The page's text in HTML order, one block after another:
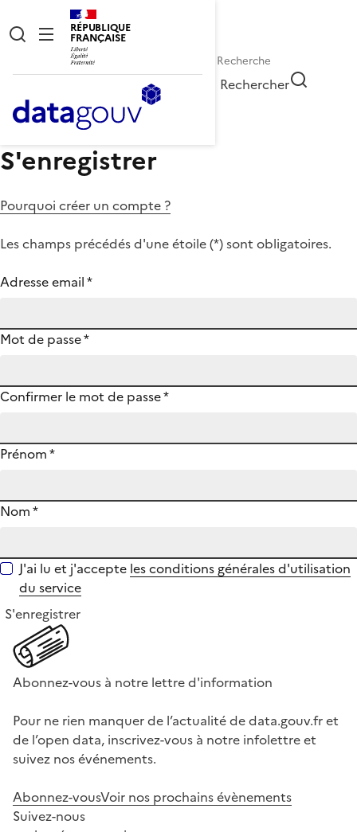
RÉPUBLIQUE
FRANÇAISE
Rechercher
S'enregistrer
Pourquoi créer un compte ?
Les champs précédés d'une étoile (*) sont obligatoires.
Adresse email*
Mot de passe*
Confirmer le mot de passe*
Prénom*
Nom*
J'ai lu et j'accepte les conditions générales d'utilisation
du service
S'enregistrer
Abonnez-vous à notre lettre d'information
Pour ne rien manquer de l’actualité de data.gouv.fr et
de l’open data, inscrivez-vous à notre infolettre et
suivez nos événements.
Abonnez-vousVoir nos prochains évènements
Suivez-nous